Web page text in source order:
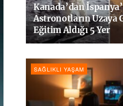
Kanada’dan
Astronotların Uzaya
Eğitim Aldığı 5 Yer
SAĞLIKLI YAŞAM